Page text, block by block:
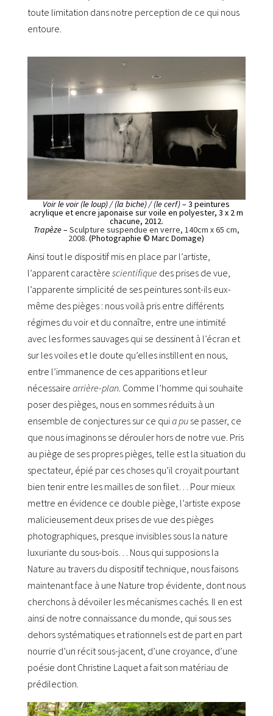
toute limitation dans notre perception de ce qui nous
entoure.
Voir le voir (le loup) / (la biche) / (le cerf)– 3 peintures
acrylique et encre japonaise sur voile en polyester, 3 x 2 m
chacune, 2012.
Trapèze–Sculpture suspendue en verre, 140cm x 65 cm,
2008.(Photographie © Marc Domage)
Ainsi tout le dispositif mis en place par l’artiste,
l’apparent caractère scientifique des prises de vue,
l’apparente simplicité de ses peintures sont-ils eux-
même des pièges : nous voilà pris entre différents
régimes du voir et du connaître, entre une intimité
avec les formes sauvages qui se dessinent à l’écran et
sur les voiles et le doute qu’elles instillent en nous,
entre l’immanence de ces apparitions et leur
nécessaire arrière-plan. Comme l’homme qui souhaite
poser des pièges, nous en sommes réduits à un
ensemble de conjectures sur ce quia pu se passer, ce
que nous imaginons se dérouler hors de notre vue. Pris
au piège de ses propres pièges, telle est la situation du
spectateur, épié par ces choses qu’il croyait pourtant
bien tenir entre les mailles de son filet… Pour mieux
mettre en évidence ce double piège, l’artiste expose
malicieusement deux prises de vue des pièges
photographiques, presque invisibles sous la nature
luxuriante du sous-bois… Nous qui supposions la
Nature au travers du dispositif technique, nous faisons
maintenant face à une Nature trop évidente, dont nous
cherchons à dévoiler les mécanismes cachés. Il en est
ainsi de notre connaissance du monde, qui sous ses
dehors systématiques et rationnels est de part en part
nourrie d’un récit sous-jacent, d’une croyance, d’une
poésie dont Christine Laquet a fait son matériau de
prédilection.